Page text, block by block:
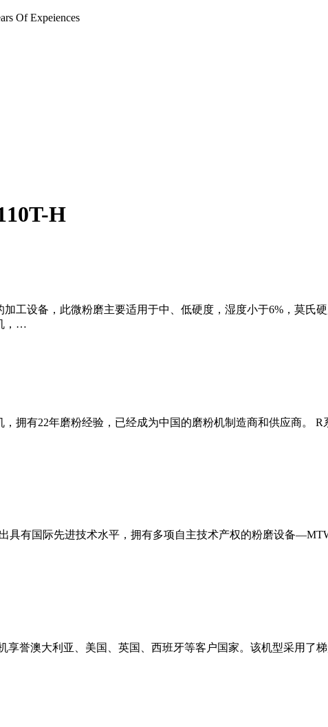
Of Expeiences
H
工设备，此微粉磨主要适用于中、低硬度，湿度小于6%，莫氏
，…
拥有22年磨粉经验，已经成为中国的磨粉机制造商和供应商。
具有国际先进技术水平，拥有多项自主技术产权的粉磨设备
享誉澳大利亚、美国、英国、西班牙等客户国家。该机型采用了